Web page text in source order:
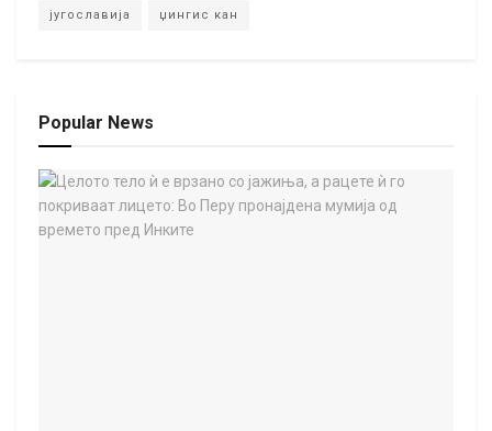
југославија џингис кан
Popular News